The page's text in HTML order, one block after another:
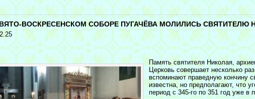
ВОСКРЕСЕНСКОМ СОБОРЕ ПУГАЧЁВА МОЛИЛИСЬ СВЯТИТЕЛЮ
Память святителя Николая,
Церковь совершает несколько
вспоминают праведную кончину
известна, но предполагают, что
период с 345-го по 351 год уже в